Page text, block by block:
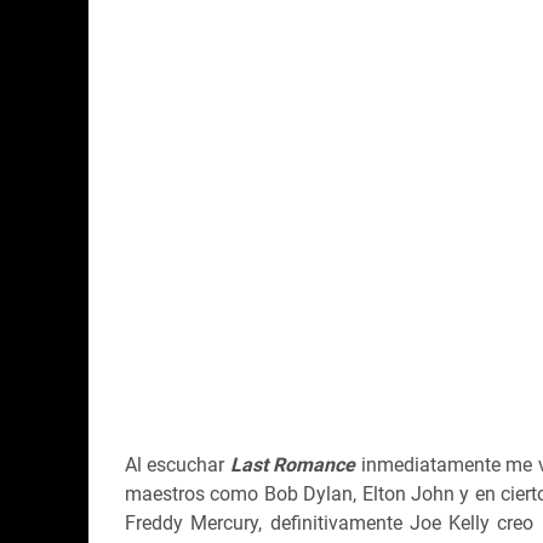
Al escucharLast Romance inmediatamente me
maestros como Bob Dylan, Elton John y en
Freddy Mercury, definitivamente Joe Kelly